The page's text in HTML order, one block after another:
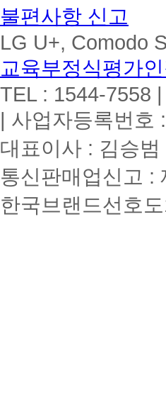
불편사항 신고
LG U+, Comodo
교육부정식평가
TEL : 1544-7558
| 사업자등록번호
대표이사 : 김승
통신판매업신고 :
한국브랜드선호도